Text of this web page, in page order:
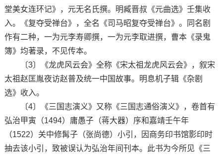
堂美女连环记》，元无名氏撰。明臧晋叔《元曲选》壬集收
入。《复夺受禅台》，全名《司马昭复夺受禅台》。同名剧
作有二种，一为元李寿卿撰，一为元李取进撰，曹本《录鬼
簿》均著录，不见传本。
〔3〕《龙虎风云会》全称《宋太祖龙虎风云会》，叙宋
太祖赵匡胤夜访赵普及统一中国故事。明息机子辑《杂剧
选》收入。
〔4〕《三国志演义》又称《三国志通俗演义》，卷首有
弘治甲寅（1494）庸愚子（蒋大器）序和嘉靖壬午年
（1522）关中修髯子（张尚德）小引，因商务印书馆影印时
抽去该小引，致被误认为弘治年间刊本。此书为今所见《三